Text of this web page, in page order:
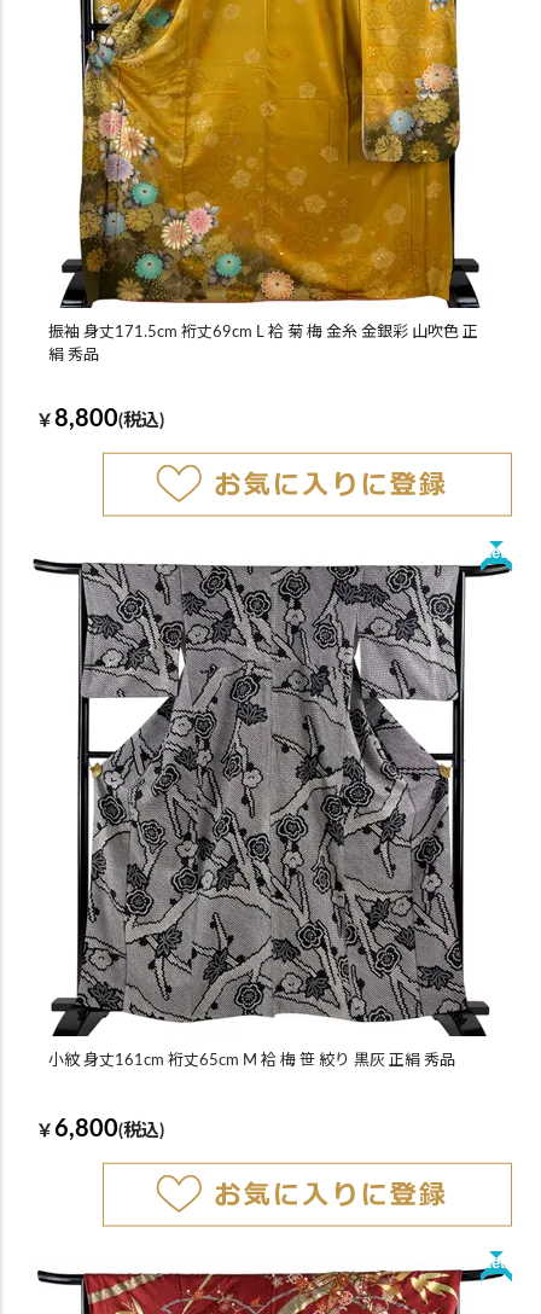
振袖 身丈171.5cm 裄丈69cm L 袷 菊 梅 金糸 金銀彩 山吹色 正
絹 秀品
￥ 8,800(税込)
New
小紋 身丈161cm 裄丈65cm M 袷 梅 笹 絞り 黒灰 正絹 秀品
￥ 6,800(税込)
New